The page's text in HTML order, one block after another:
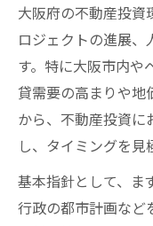
影響
大阪府の
法の要点
不動産特
断の工夫
点
大阪府の不動産投
ロジェクトの進展、
す。特に大阪市内や
貸需要の高まりや地
から、不動産投資
し、タイミングを見
基本指針として、ま
行政の都市計画など